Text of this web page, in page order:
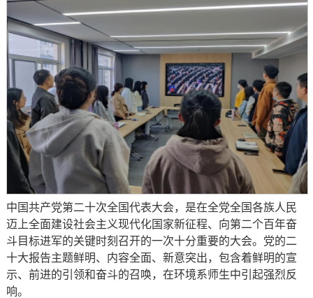
中国共产党第二十次全国代表大会，是在全党全国各族人民
迈上全面建设社会主义现代化国家新征程、向第二个百年奋
斗目标进军的关键时刻召开的一次十分重要的大会。党的二
十大报告主题鲜明、内容全面、新意突出，包含着鲜明的宣
示、前进的引领和奋斗的召唤，在环境系师生中引起强烈反
响。